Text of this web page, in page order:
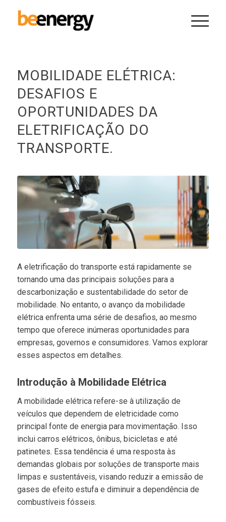
MOBILIDADE ELÉTRICA:
DESAFIOS E
OPORTUNIDADES DA
ELETRIFICAÇÃO DO
TRANSPORTE.
A eletrificação do transporte está rapidamente se
tornando uma das principais soluções para a
descarbonização e sustentabilidade do setor de
mobilidade. No entanto, o avanço da mobilidade
elétrica enfrenta uma série de desafios, ao mesmo
tempo que oferece inúmeras oportunidades para
empresas, governos e consumidores. Vamos explorar
esses aspectos em detalhes.
Introdução à Mobilidade Elétrica
A mobilidade elétrica refere-se à utilização de
veículos que dependem de eletricidade como
principal fonte de energia para movimentação. Isso
inclui carros elétricos, ônibus, bicicletas e até
patinetes. Essa tendência é uma resposta às
demandas globais por soluções de transporte mais
limpas e sustentáveis, visando reduzir a emissão de
gases de efeito estufa e diminuir a dependência de
combustíveis fósseis.